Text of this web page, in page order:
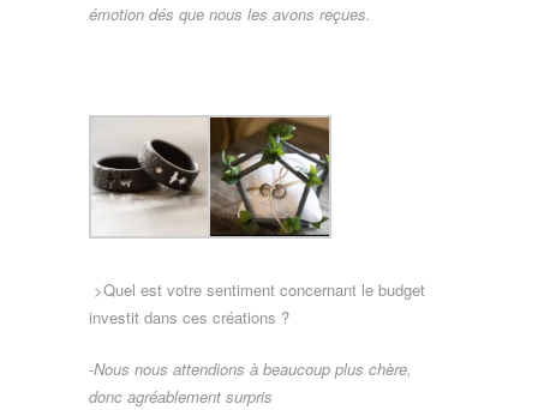
émotion dés que nous les avons reçues.
>Quel est votre sentiment concernant le budget
investit dans ces créations ?
-Nous nous attendions à beaucoup plus chère,
donc agréablement surpris